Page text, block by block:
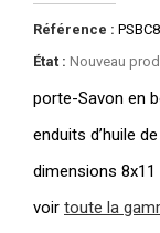
Référence :
État : Nouveau
porte-Savon en
enduits d’huile
dimensions 8x11
voir toute la